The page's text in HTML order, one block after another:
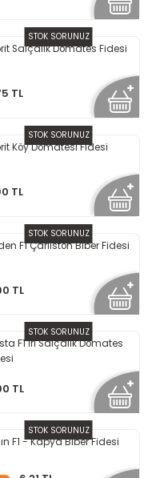
STOK SORUNUZ
Salçalık Domates Fidesi
TL
STOK SORUNUZ
Köy Domatesi Fidesi
TL
STOK SORUNUZ
F1 Çarliston Biber Fidesi
TL
STOK SORUNUZ
F1 İri Salçalık Domates
TL
STOK SORUNUZ
F1 - Kapya Biber Fidesi